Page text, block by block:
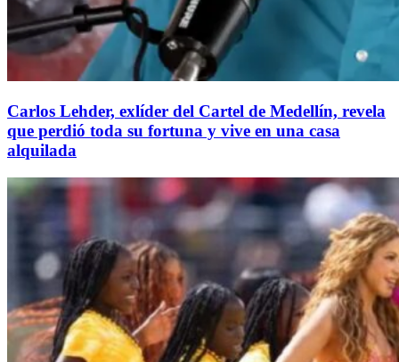
Carlos Lehder, exlíder del Cartel de Medellín, revela
que perdió toda su fortuna y vive en una casa
alquilada